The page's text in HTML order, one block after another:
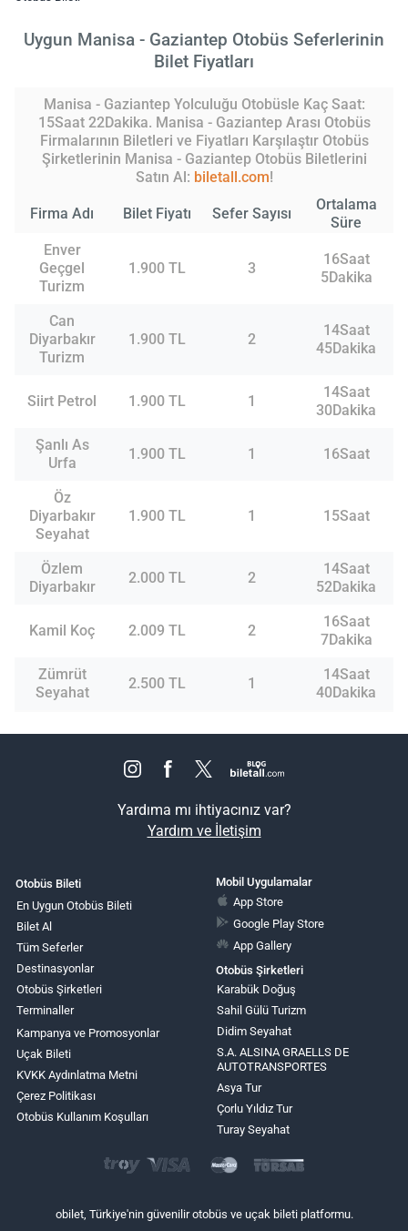
Uygun Manisa - Gaziantep Otobüs Seferlerinin
Bilet Fiyatları
Manisa - Gaziantep Yolculuğu Otobüsle Kaç Saat:
15Saat 22Dakika. Manisa - Gaziantep Arası Otobüs
Firmalarının Biletleri ve Fiyatları Karşılaştır Otobüs
Şirketlerinin Manisa - Gaziantep Otobüs Biletlerini
Satın Al: biletall.com!
Firma Adı Bilet Fiyatı Sefer Sayısı
Ortalama
Süre
Enver
Geçgel
Turizm
1.900 TL 3
16Saat
5Dakika
Can
Diyarbakır
Turizm
1.900 TL 2
14Saat
45Dakika
Siirt Petrol 1.900 TL 1
14Saat
30Dakika
Şanlı As
Urfa
1.900 TL 1 16Saat
Öz
Diyarbakır
Seyahat
1.900 TL 1 15Saat
Özlem
Diyarbakır
2.000 TL 2
14Saat
52Dakika
Kamil Koç 2.009 TL 2
16Saat
7Dakika
Zümrüt
Seyahat
2.500 TL 1
14Saat
40Dakika
Yardıma mı ihtiyacınız var?
Yardım ve İletişim
Otobüs Bileti
En Uygun Otobüs Bileti
Bilet Al
Tüm Seferler
Destinasyonlar
Otobüs Şirketleri
Terminaller
Kampanya ve Promosyonlar
Uçak Bileti
KVKK Aydınlatma Metni
Çerez Politikası
Otobüs Kullanım Koşulları
Mobil Uygulamalar
App Store
Google Play Store
App Gallery
Otobüs Şirketleri
Karabük Doğuş
Sahil Gülü Turizm
Didim Seyahat
S.A. ALSINA GRAELLS DE
AUTOTRANSPORTES
Asya Tur
Çorlu Yıldız Tur
Turay Seyahat
obilet, Türkiye'nin güvenilir otobüs ve uçak bileti platformu.